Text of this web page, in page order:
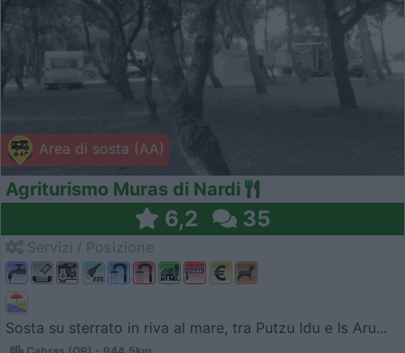
Area di sosta (AA)
Agriturismo Muras di Nardi
6,2 35
Sosta su sterrato in riva al mare, tra Putzu Idu e Is Aru...